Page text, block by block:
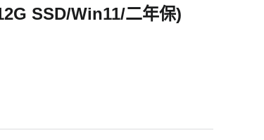
SSD/Win11/二年保)